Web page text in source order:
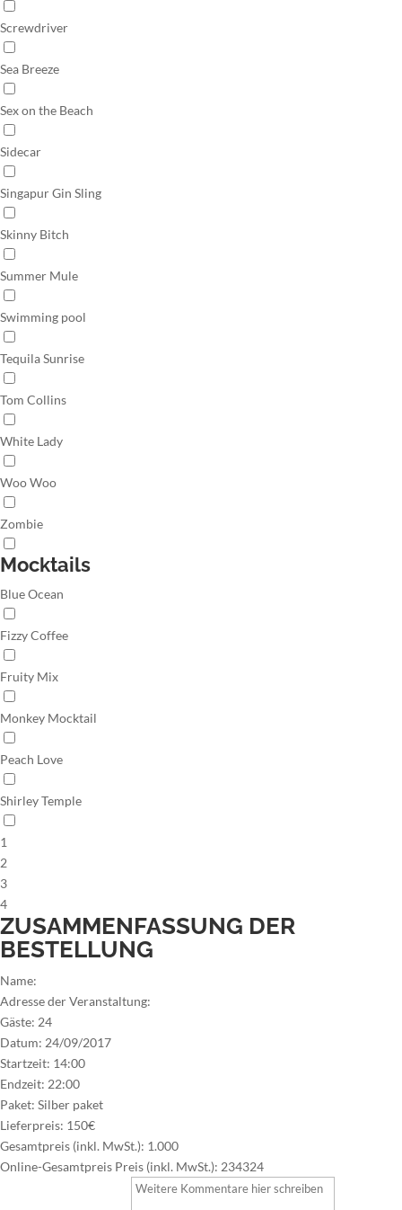
Screwdriver
Sea Breeze
Sex on the Beach
Sidecar
Singapur Gin Sling
Skinny Bitch
Summer Mule
Swimming pool
Tequila Sunrise
Tom Collins
White Lady
Woo Woo
Zombie
Mocktails
Blue Ocean
Fizzy Coffee
Fruity Mix
Monkey Mocktail
Peach Love
Shirley Temple
1
2
3
4
ZUSAMMENFASSUNG DER
BESTELLUNG
Name:
Adresse der Veranstaltung:
Gäste: 24
Datum: 24/09/2017
Startzeit: 14:00
Endzeit: 22:00
Paket: Silber paket
Lieferpreis: 150€
Gesamtpreis (inkl. MwSt.): 1.000
Online-Gesamtpreis Preis (inkl. MwSt.): 234324